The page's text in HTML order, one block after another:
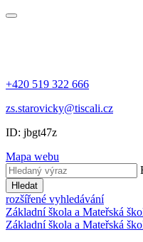
+420 519 322 666
zs.starovicky@tiscali.cz
ID: jbgt47z
Mapa webu
Hledat
rozšířené vyhledávání
Základní škola a Mateřská
Základní škola a Mateřská